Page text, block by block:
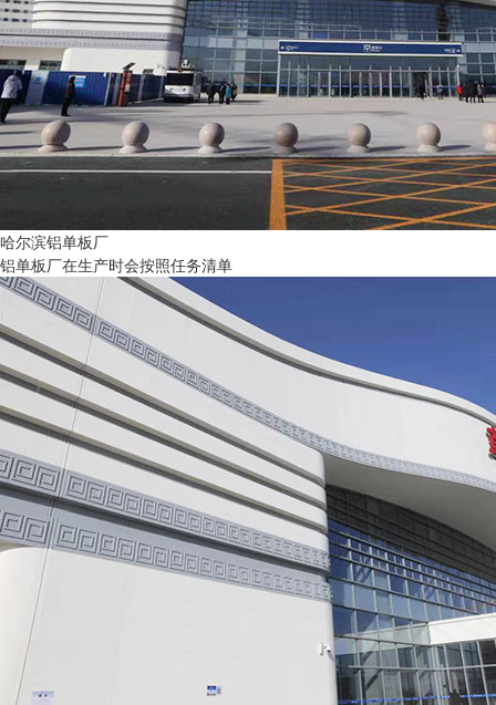
哈尔滨铝单板厂
铝单板厂在生产时会按照任务清单